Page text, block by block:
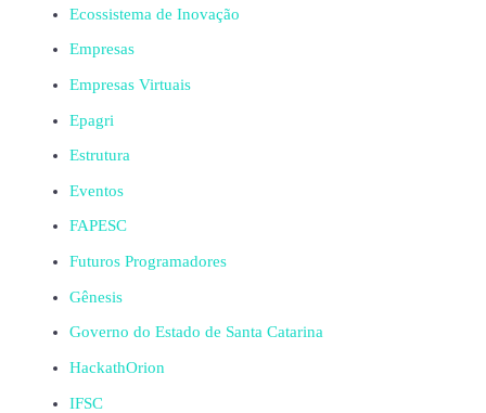
Ecossistema de Inovação
Empresas
Empresas Virtuais
Epagri
Estrutura
Eventos
FAPESC
Futuros Programadores
Gênesis
Governo do Estado de Santa Catarina
HackathOrion
IFSC